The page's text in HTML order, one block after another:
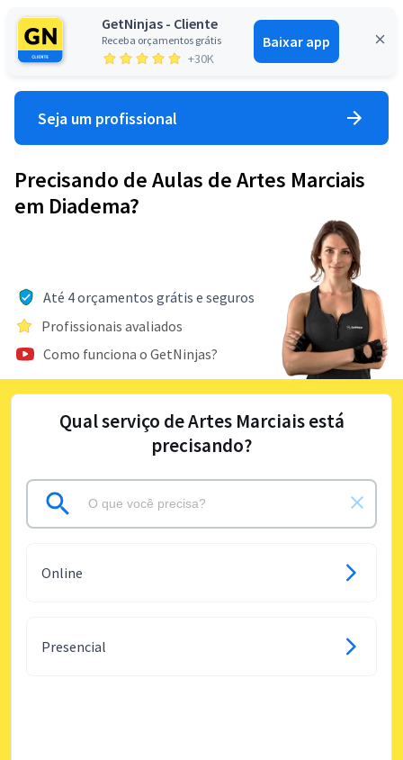
GetNinjas - Cliente
Receba orçamentos grátis
+30K
Baixar app
Entrar
Seja um profissional
Precisando de Aulas de Artes Marciais
em Diadema?
Até 4 orçamentos grátis e seguros
Profissionais avaliados
Como funciona o GetNinjas?
Qual serviço de Artes Marciais está
precisando?
Online
Presencial